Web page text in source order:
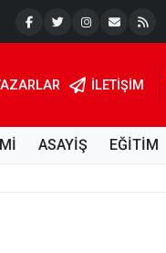
Su Kuyusu
İLETIŞIM
ASAYİŞ EĞİTİM